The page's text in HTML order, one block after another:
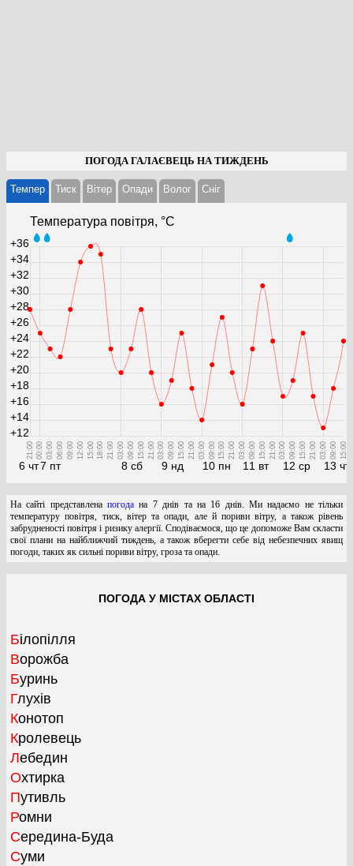
ПОГОДА ГАЛАЄВЕЦЬ НА ТИЖДЕНЬ
Темпер Тиск Вітер Опади Волог Cніг
Температура повітря, °С
6 чт
21:00
7 пт
00:00 03:00 06:00 09:00 12:00 15:00 18:00 21:00
8 сб
03:00 09:00 15:00 21:00
9 нд
03:00 09:00 15:00 21:00
10 пн
03:00 09:00 15:00 21:00
11 вт
03:00 09:00 15:00 21:00
12 ср
03:00 09:00 15:00 21:00
13 чт
03:00 09:00 15:00
+12
+14
+16
+18
+20
+22
+24
+26
+28
+30
+32
+34
+36
На сайті представленапогода на 7 днів та на 16 днів. Ми надаємо не тільки
температуру повітря, тиск, вітер та опади, але й пориви вітру, а також рівень
забрудненості повітря і ризику алергії. Сподіваємося, що це допоможе Вам скласти
свої плани на найближчий тиждень, а також вберегти себе від небезпечних явищ
погоди, таких як сильні пориви вітру, гроза та опади.
ПОГОДА У МІСТАХ ОБЛАСТІ
Білопілля
Ворожба
Буринь
Глухів
Конотоп
Кролевець
Лебедин
Охтирка
Путивль
Ромни
Середина-Буда
Суми